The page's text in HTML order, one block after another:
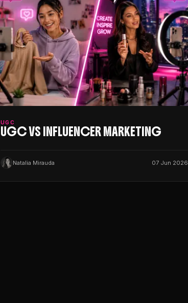
UGC
UGC VS INFLUENCER MARKETING
Natalia Mirauda 07 Jun 2026